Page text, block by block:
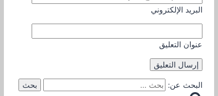
البريد الإلكتروني
عنوان التعليق
البحث عن: